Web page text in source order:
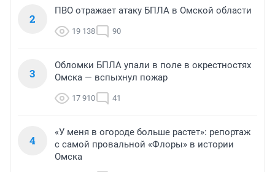
2
ПВО отражает атаку БПЛА в Омской области
19 138 90
3
Обломки БПЛА упали в поле в окрестностях
Омска — вспыхнул пожар
17 910 41
4
«У меня в огороде больше растет»: репортаж
с самой провальной «Флоры» в истории
Омска